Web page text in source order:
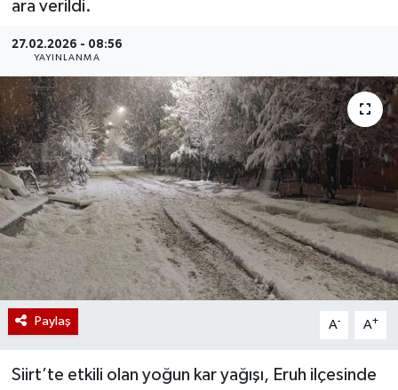
ara verildi.
27.02.2026 - 08:56
YAYINLANMA
Paylaş A- A+
Siirt’te etkili olan yoğun kar yağışı, Eruh ilçesinde